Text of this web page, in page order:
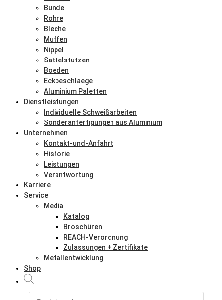
Bunde
Rohre
Bleche
Muffen
Nippel
Sattelstutzen
Boeden
Eckbeschlaege
Aluminium Paletten
Dienstleistungen
Individuelle Schweißarbeiten
Sonderanfertigungen aus Aluminium
Unternehmen
Kontakt-und-Anfahrt
Historie
Leistungen
Verantwortung
Karriere
Service
Media
Katalog
Broschüren
REACH-Verordnung
Zulassungen + Zertifikate
Metallentwicklung
Shop